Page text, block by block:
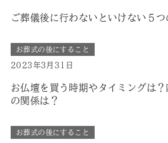
ご葬儀後に行わないといけない５つ
お葬式の後にすること
2023年3月31日
お仏壇を買う時期やタイミングは
の関係は？
お葬式の後にすること